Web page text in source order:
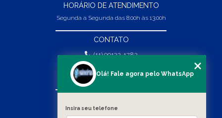
HORÁRIO DE ATENDIMENTO
Segunda a Segunda das 8:00h às 13:00h
CONTATO
(11) 99132-1783
(11) 99132-1783
vendas@abpaineiras.com.br
Olá! Fale agora pelo WhatsApp
Insira seu telefone